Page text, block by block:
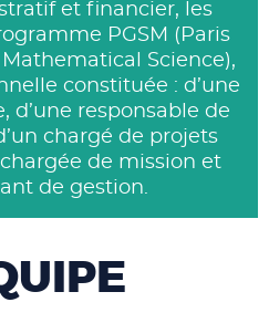
et financier, les
PGSM (Paris
Science),
constituée : d’une
d’une responsable de
chargé de projets
de mission et
de gestion.